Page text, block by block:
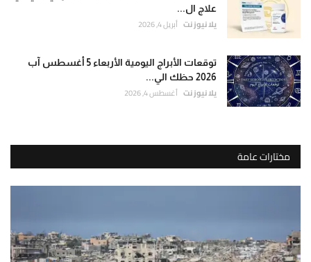
علاج ال...
يلا نيوز نت أبريل 4, 2026
توقعات الأبراج اليومية الأربعاء 5 أغسطس آب
2026 حظك الي...
يلا نيوز نت أغسطس 4, 2026
مختارات عامة